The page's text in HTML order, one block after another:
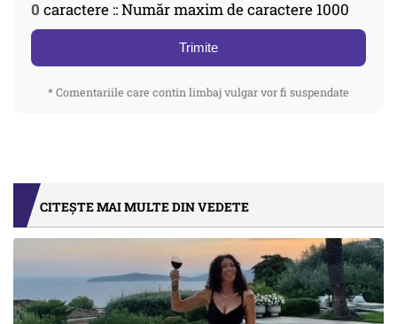
0 caractere :: Număr maxim de caractere 1000
Trimite
* Comentariile care contin limbaj vulgar vor fi suspendate
CITEȘTE MAI MULTE DIN VEDETE